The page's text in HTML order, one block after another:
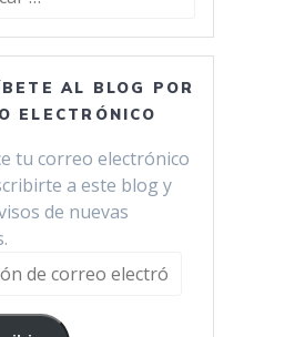
AL BLOG POR
ELECTRÓNICO
tu correo electrónico
a este blog y
de nuevas